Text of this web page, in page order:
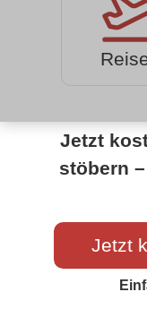
Jetzt
stöbern
Jetzt